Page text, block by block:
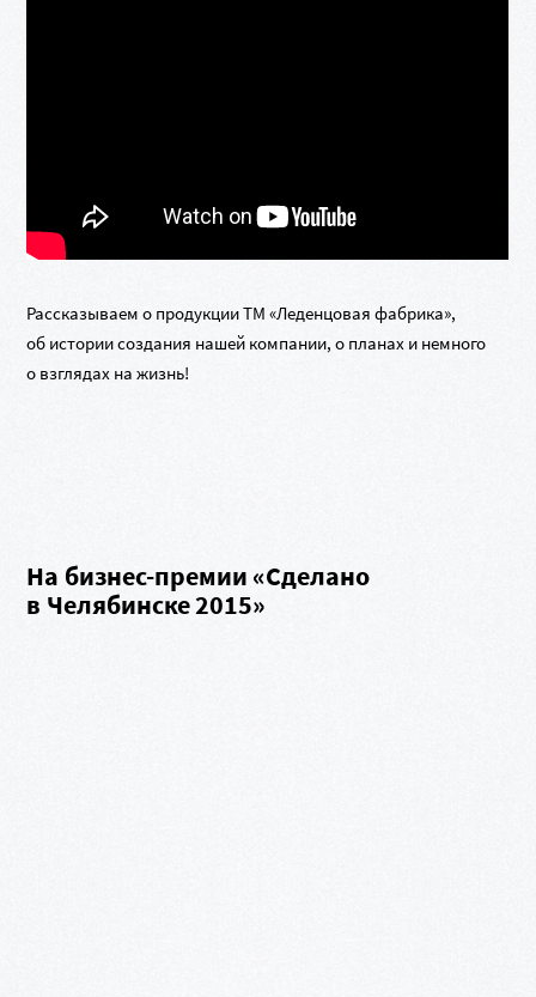
Рассказываем о продукции ТМ «Леденцовая фабрика»,
об истории создания нашей компании, о планах и немного
о взглядах на жизнь!
На бизнес-премии «Сделано
в Челябинске 2015»